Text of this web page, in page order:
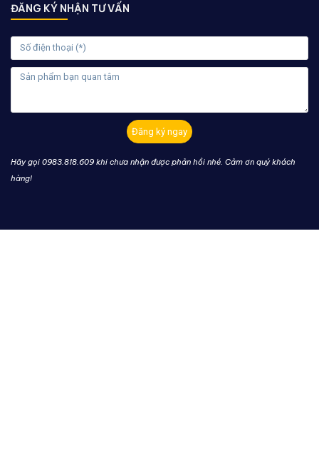
ĐĂNG KÝ NHẬN TƯ VẤN
Đăng ký ngay
Hãy gọi 0983.818.609 khi chưa nhận được phản hồi nhé. Cảm ơn quý khách
hàng!